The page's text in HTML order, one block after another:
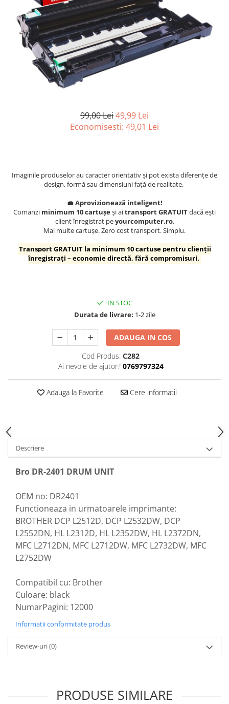
Surse
Laptopuri / Notebook-uri
Alimentatoare Laptopuri
Componente Laptop
Laptop / Notebook NOI
Laptop / Notebook REFURBISHED
99,00 Lei49,99 Lei
Economisesti: 49,01 Lei
Imaginile produselor au caracter orientativ și pot exista diferențe de
design, formă sau dimensiuni față de realitate.
💼Aprovizionează inteligent!
Comanzi minimum 10 cartușeși aitransport GRATUITdacă ești
client înregistrat peyourcomputer.ro.
Mai multe cartușe. Zero cost transport. Simplu.
Transport GRATUIT la minimum 10 cartușe pentru clienții
înregistrați – economie directă, fără compromisuri.
IN STOC
Durata de livrare: 1-2 zile
ADAUGA IN COS
Cod Produs: C282
Ai nevoie de ajutor? 0769797324
Adauga la Favorite Cere informatii
Descriere
Bro DR-2401 DRUM UNIT
OEM no: DR2401
Functioneaza in urmatoarele imprimante:
BROTHER DCP L2512D, DCP L2532DW, DCP
L2552DN, HL L2312D, HL L2352DW, HL L2372DN,
MFC L2712DN, MFC L2712DW, MFC L2732DW, MFC
L2752DW
Compatibil cu: Brother
Culoare: black
NumarPagini: 12000
Informatii conformitate produs
Review-uri(0)
PRODUSE SIMILARE